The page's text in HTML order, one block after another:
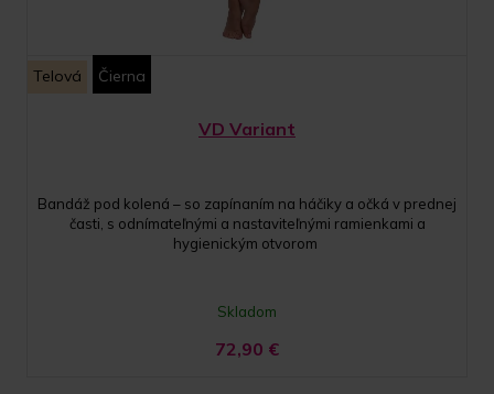
Telová Čierna
VD Variant
Bandáž pod kolená – so zapínaním na háčiky a očká v prednej
časti, s odnímateľnými a nastaviteľnými ramienkami a
hygienickým otvorom
Skladom
72,90 €